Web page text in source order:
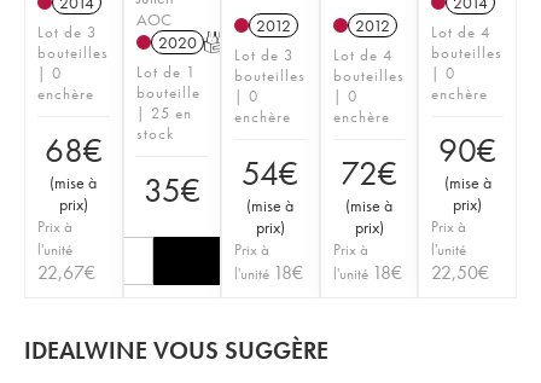
Lot de 3
bouteilles
| 0
enchère
68€
(mise à
prix)
Prix à
l'unité
22,67€
AOC
2020 T
Lot de 1
bouteille
| 25 en
stock
35€
2012
Lot de 3
bouteilles
| 0
enchère
54€
(mise à
prix)
Prix à
l'unité 18€
2012
Lot de 4
bouteilles
| 0
enchère
72€
(mise à
prix)
Prix à
l'unité 18€
Lot de 4
bouteilles
| 0
enchère
90€
(mise à
prix)
Prix à
l'unité
22,50€
IDEALWINE VOUS SUGGÈRE